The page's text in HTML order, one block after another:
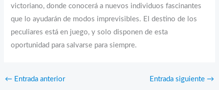
victoriano, donde conocerá a nuevos individuos fascinantes
que lo ayudarán de modos imprevisibles. El destino de los
peculiares está en juego, y solo disponen de esta
oportunidad para salvarse para siempre.
← Entrada anterior Entrada siguiente →